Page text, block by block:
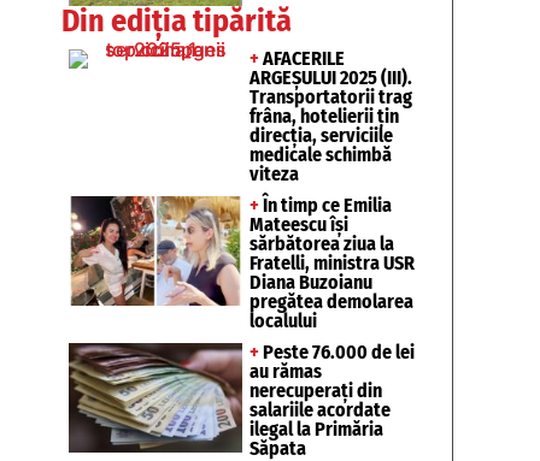
Din ediția tipărită
+ AFACERILE
ARGEȘULUI 2025 (III).
Transportatorii trag
frâna, hotelierii țin
direcția, serviciile
medicale schimbă
viteza
+ În timp ce Emilia
Mateescu își
sărbătorea ziua la
Fratelli, ministra USR
Diana Buzoianu
pregătea demolarea
localului
+ Peste 76.000 de lei
au rămas
nerecuperați din
salariile acordate
ilegal la Primăria
Săpata